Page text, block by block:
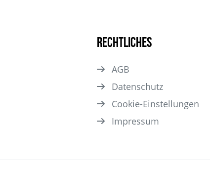
Rechtliches
AGB
Datenschutz
Cookie-Einstellungen
Impressum